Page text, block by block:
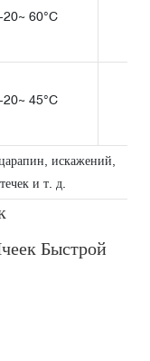
-20~ 60°C
-20~ 45°C
искажений,
и т. д.
Быстрой